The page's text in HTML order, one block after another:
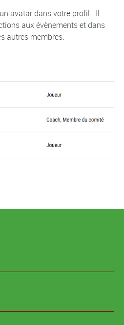
avatar dans votre profil. Il
aux évènements et dans
autres membres.